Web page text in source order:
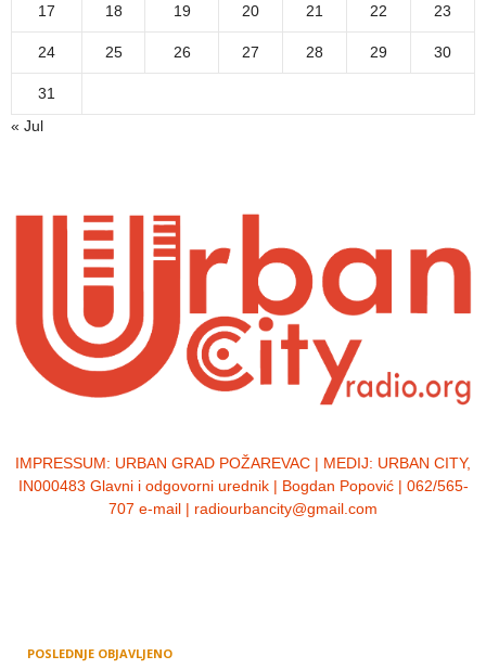
17 18 19 20 21 22 23
24 25 26 27 28 29 30
31
« Jul
IMPRESSUM: URBAN GRAD POŽAREVAC | MEDIJ: URBAN CITY,
IN000483 Glavni i odgovorni urednik | Bogdan Popović | 062/565-
707 e-mail | radiourbancity@gmail.com
POSLEDNJE OBJAVLJENO